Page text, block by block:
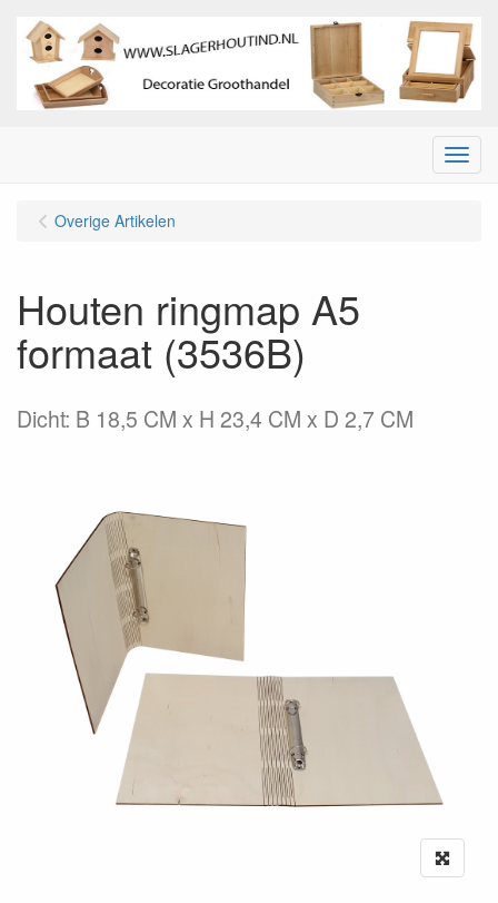
Menu
Overige Artikelen
Houten ringmap A5
formaat (3536B)
Dicht: B 18,5 CM x H 23,4 CM x D 2,7 CM